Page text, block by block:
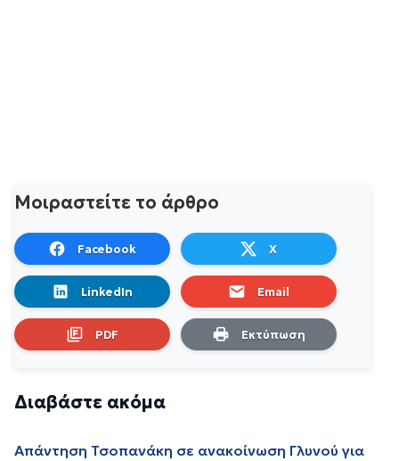
Μοιραστείτε το άρθρο
Facebook X
LinkedIn Email
PDF Εκτύπωση
Διαβάστε ακόμα
Απάντηση Τσοπανάκη σε ανακοίνωση Γλυνού για